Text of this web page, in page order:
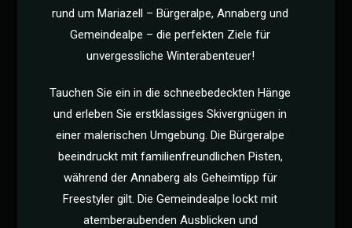
rund um Mariazell – Bürgeralpe, Annaberg und
Gemeindealpe – die perfekten Ziele für
unvergessliche Winterabenteuer!
Tauchen Sie ein in die schneebedeckten Hänge
und erleben Sie erstklassiges Skivergnügen in
einer malerischen Umgebung. Die Bürgeralpe
beeindruckt mit familienfreundlichen Pisten,
während der Annaberg als Geheimtipp für
Freestyler gilt. Die Gemeindealpe lockt mit
atemberaubenden Ausblicken und